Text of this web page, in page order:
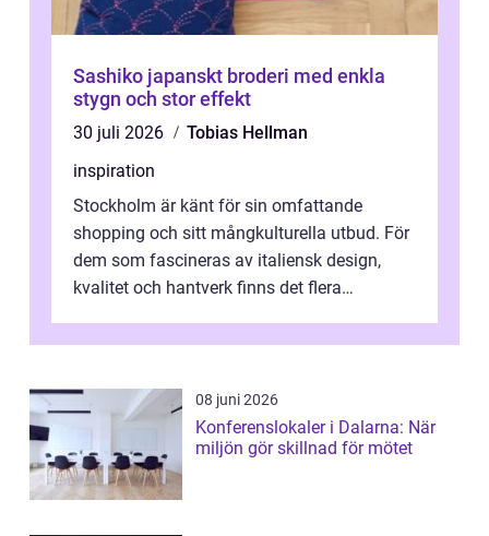
Sashiko japanskt broderi med enkla
stygn och stor effekt
30 juli 2026
Tobias Hellman
inspiration
Stockholm är känt för sin omfattande
shopping och sitt mångkulturella utbud. För
dem som fascineras av italiensk design,
kvalitet och hantverk finns det flera
08 juni 2026
Konferenslokaler i Dalarna: När
miljön gör skillnad för mötet